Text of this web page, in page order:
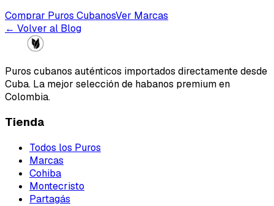
Comprar Puros CubanosVer Marcas
← Volver al Blog
Puros cubanos auténticos importados directamente desde
Cuba. La mejor selección de habanos premium en
Colombia.
Tienda
Todos los Puros
Marcas
Cohiba
Montecristo
Partagás